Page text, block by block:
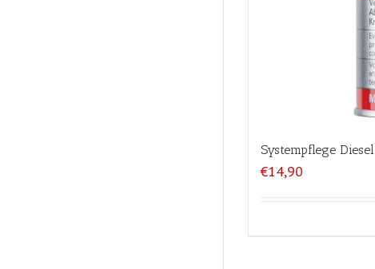
Systempflege Diesel
€14,90